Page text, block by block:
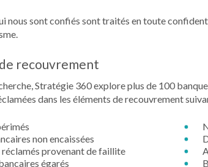
nous sont confiés sont traités en toute
recouvrement
Stratégie 360 explore plus de 100
dans les éléments de recouvrement
non encaissées
réclamés provenant de faillite
égarés